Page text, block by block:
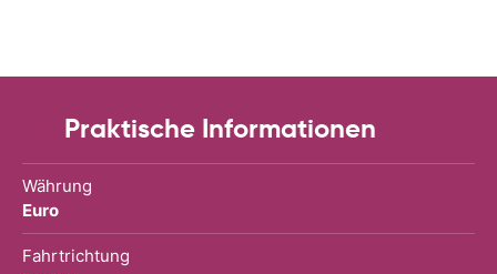
Praktische Informationen
Währung
Euro
Fahrtrichtung